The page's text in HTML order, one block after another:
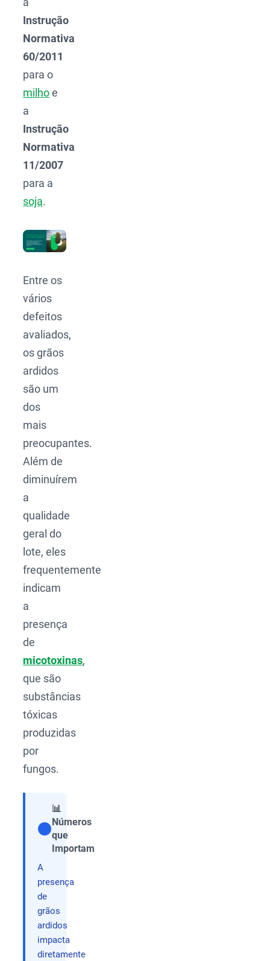
Instrução
Normativa
60/2011
para o
milhoe
a
Instrução
Normativa
11/2007
para a
soja.
Entre os
vários
defeitos
avaliados,
os grãos
ardidos
são um
dos
mais
preocupantes.
Além de
diminuírem
a
qualidade
geral do
lote, eles
frequentemente
indicam
a
presença
de
micotoxinas,
que são
substâncias
tóxicas
produzidas
por
fungos.
📊
Números
que
Importam
A
presença
de
grãos
ardidos
impacta
diretamente